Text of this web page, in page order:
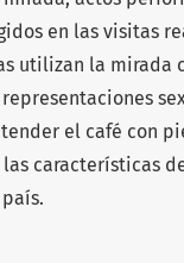
en las visitas
utilizan la mirada
el café con
características